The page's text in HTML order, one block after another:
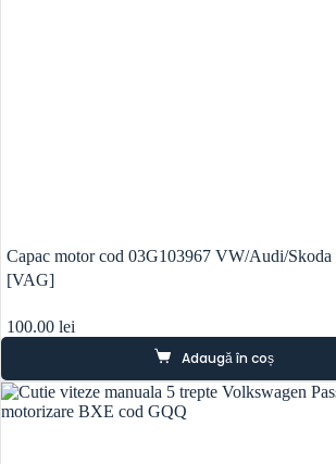
Capac motor cod 03G103967 VW/Audi/Skoda
[VAG]
100.00 lei
Adaugă în coș